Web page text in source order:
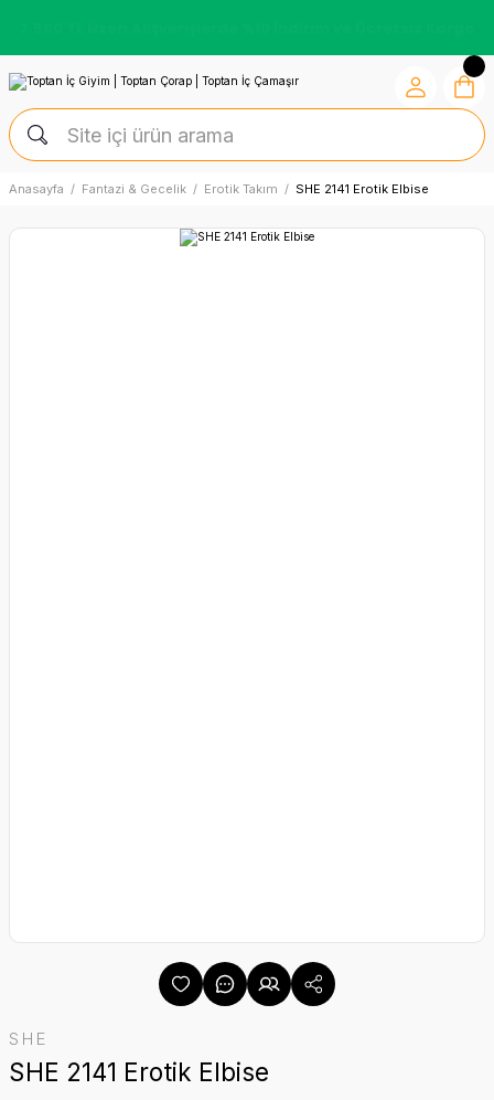
Anasayfa Fantazi & Gecelik Erotik Takım SHE 2141 Erotik Elbise
SHE
SHE 2141 Erotik Elbise